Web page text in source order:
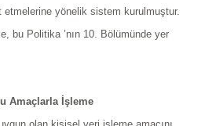
yönelik sistem kurulmuştur.
bu Politika ’nın 10. Bölümünde yer
Amaçlarla İşleme